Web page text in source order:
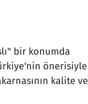
bir konumda
önerisiyle
kalite ve